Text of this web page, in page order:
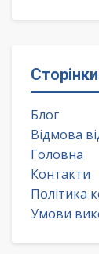
Сторінки
Блог
Відмова
Головна
Контакти
Політика
Умови